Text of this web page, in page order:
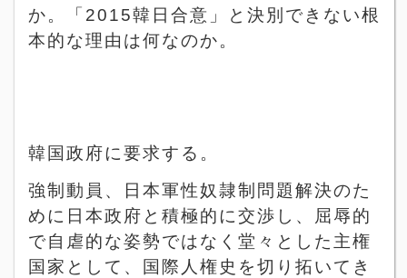
か。「 2015韓日合意」と決別できない根
本的な理由は何なのか。
韓国政府に要求する。
強制動員、日本軍性奴隷制問題解決のた
めに日本政府と積極的に交渉し、屈辱的
で自虐的な姿勢ではなく堂々とした主権
国家として、国際人権史を切り拓いてき